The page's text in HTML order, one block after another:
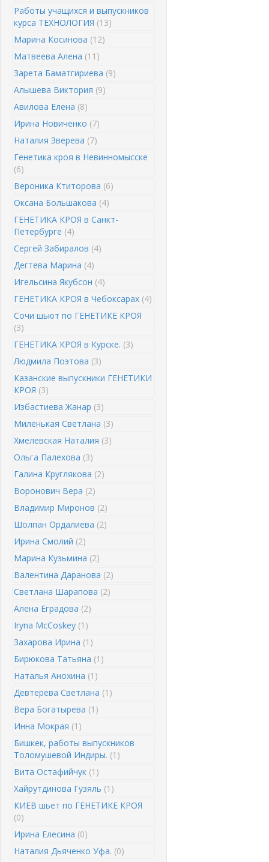
Работы учащихся и выпускников
курса ТЕХНОЛОГИЯ (13)
Марина Косинова (12)
Матвеева Алена (11)
Зарета Баматгириева (9)
Алышева Виктория (9)
Авилова Елена (8)
Ирина Новиченко (7)
Наталия Зверева (7)
Генетика кроя в Невинномысске
(6)
Вероника Ктиторова (6)
Оксана Большакова (4)
ГЕНЕТИКА КРОЯ в Санкт-
Петербурге (4)
Сергей Забиралов (4)
Дегтева Марина (4)
Игельсина Якубсон (4)
ГЕНЕТИКА КРОЯ в Чебоксарах (4)
Сочи шьют по ГЕНЕТИКЕ КРОЯ
(3)
ГЕНЕТИКА КРОЯ в Курске. (3)
Людмила Поэтова (3)
Казанские выпускники ГЕНЕТИКИ
КРОЯ (3)
Избастиева Жанар (3)
Миленькая Светлана (3)
Хмелевская Наталия (3)
Ольга Палехова (3)
Галина Круглякова (2)
Воронович Вера (2)
Владимир Миронов (2)
Шолпан Ордалиева (2)
Ирина Смолий (2)
Марина Кузьмина (2)
Валентина Даранова (2)
Светлана Шарапова (2)
Алена Еградова (2)
Iryna McCoskey (1)
Захарова Ирина (1)
Бирюкова Татьяна (1)
Наталья Анохина (1)
Девтерева Светлана (1)
Вера Богатырева (1)
Инна Мокрая (1)
Бишкек, работы выпускников
Толомушевой Индиры. (1)
Вита Остафийчук (1)
Хайрутдинова Гузяль (1)
КИЕВ шьет по ГЕНЕТИКЕ КРОЯ
(0)
Ирина Елесина (0)
Наталия Дьяченко Уфа. (0)